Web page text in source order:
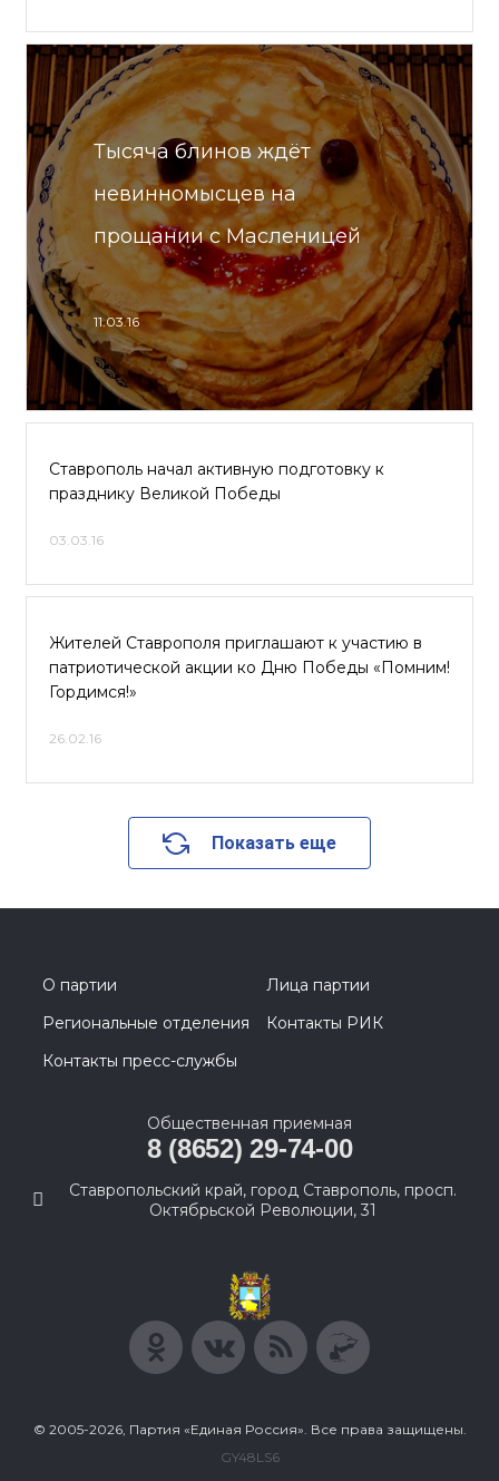
Тысяча блинов ждёт
невинномысцев на
прощании с Масленицей
11.03.16
Ставрополь начал активную подготовку к
празднику Великой Победы
03.03.16
Жителей Ставрополя приглашают к участию в
патриотической акции ко Дню Победы «Помним!
Гордимся!»
26.02.16
Показать еще
О партии
Лица партии
Региональные отделения
Контакты РИК
Контакты пресс-службы
Общественная приемная
8 (8652) 29-74-00
Ставропольский край, город Ставрополь, просп.
Октябрьской Революции, 31
© 2005-2026, Партия «Единая Россия». Все права защищены.
GY48LS6